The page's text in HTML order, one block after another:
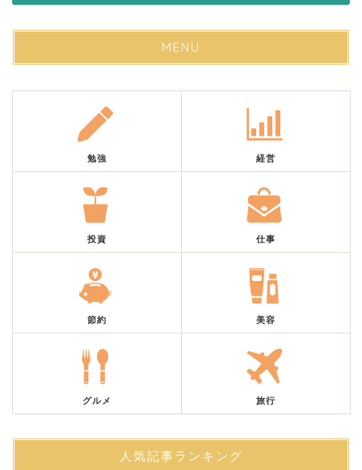
MENU
勉強 経営
投資 仕事
節約 美容
グルメ 旅行
人気記事ランキング